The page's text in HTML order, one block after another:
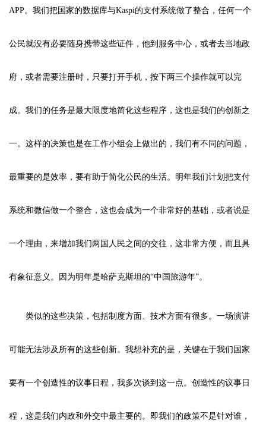
APP。我们把国家的数据库与Kaspi的支付系统做了整合，任何一个
公民就没有必要随身携带这些证件，他到服务中心，或者去当地政
府，或者需要注册时，只要打开手机，按下两三个操作就可以完
成。我们的任务是最大限度地简化这些程序，这也是我们的创新之
一。这样的决策也是在工作小组会上做出的，我们有不同的问题，
最重要的是效率，要有助于简化公民的生活。明年我们计划把支付
系统和微信做一个整合，这也会成为一个非常好的基础，或者说是
一个理由，来增加我们两国人民之间的交往，这非常方便，而且具
有象征意义。因为明年是哈萨克斯坦的“中国旅游年”。
类似的这些决策，包括制度方面、技术方面有很多。一场演讲
可能无法涉及所有的这些创新。我想补充的是，关键在于我们国家
要有一个创造性的议事日程，我多次谈到这一点。创造性的议事日
程，这是我们内政和外交中最主要的。即我们的政策不是针对谁，